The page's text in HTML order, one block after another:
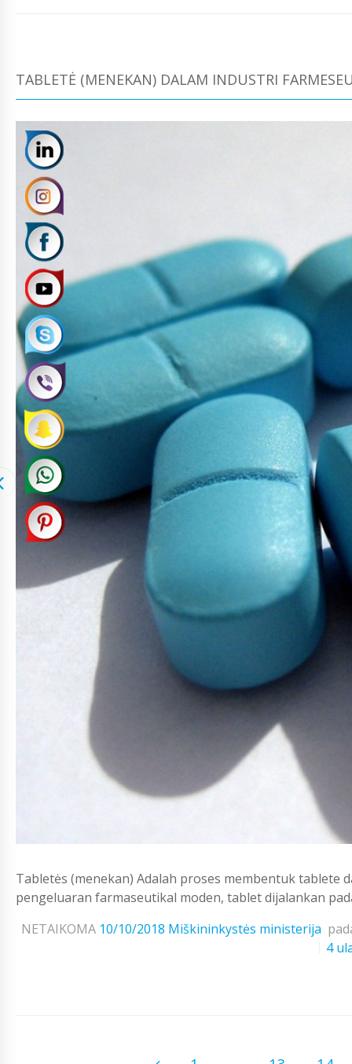
TABLETĖ (MENEKAN) DALAM INDUSTRI
Tabletės (menekan) Adalah proses membentuk
pengeluaran farmaseutikal moden, tablet dijalankan
NETAIKOMA 10/10/2018 Miškininkystės ministerija
4